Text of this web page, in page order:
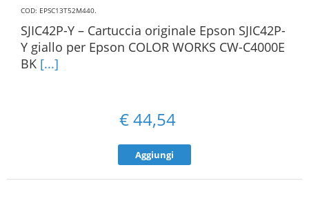
COD: EPSC13T52M440.
SJIC42P-Y – Cartuccia originale Epson SJIC42P-
Y giallo per Epson COLOR WORKS CW-C4000E
BK [...]
€44,54
Aggiungi